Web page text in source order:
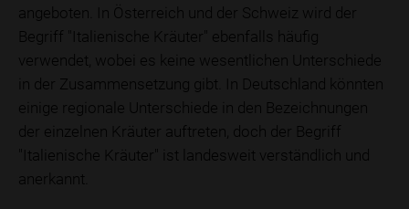
angeboten. In Österreich und der Schweiz wird der
Begriff "Italienische Kräuter" ebenfalls häufig
verwendet, wobei es keine wesentlichen Unterschiede
in der Zusammensetzung gibt. In Deutschland könnten
einige regionale Unterschiede in den Bezeichnungen
der einzelnen Kräuter auftreten, doch der Begriff
"Italienische Kräuter" ist landesweit verständlich und
anerkannt.